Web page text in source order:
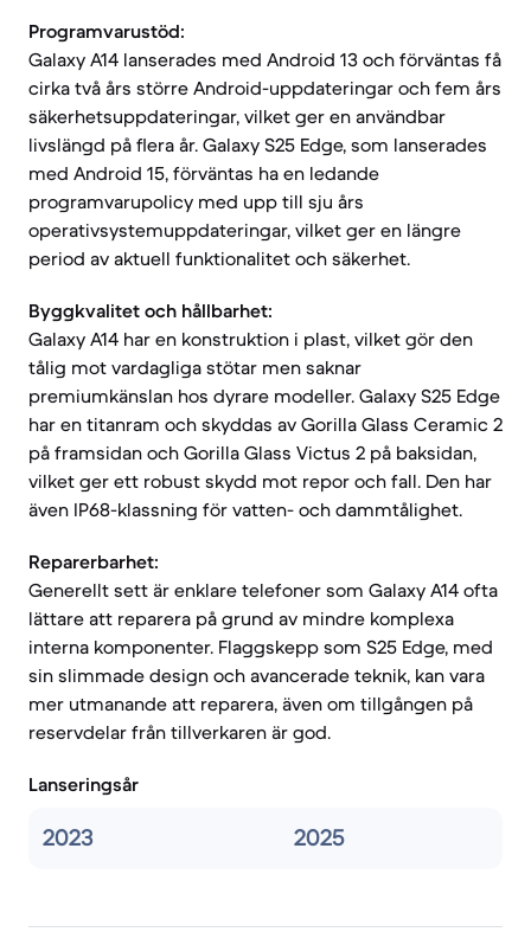
Programvarustöd:
Galaxy A14 lanserades med Android 13 och förväntas få
cirka två års större Android-uppdateringar och fem års
säkerhetsuppdateringar, vilket ger en användbar
livslängd på flera år. Galaxy S25 Edge, som lanserades
med Android 15, förväntas ha en ledande
programvarupolicy med upp till sju års
operativsystemuppdateringar, vilket ger en längre
period av aktuell funktionalitet och säkerhet.
Byggkvalitet och hållbarhet:
Galaxy A14 har en konstruktion i plast, vilket gör den
tålig mot vardagliga stötar men saknar
premiumkänslan hos dyrare modeller. Galaxy S25 Edge
har en titanram och skyddas av Gorilla Glass Ceramic 2
på framsidan och Gorilla Glass Victus 2 på baksidan,
vilket ger ett robust skydd mot repor och fall. Den har
även IP68-klassning för vatten- och dammtålighet.
Reparerbarhet:
Generellt sett är enklare telefoner som Galaxy A14 ofta
lättare att reparera på grund av mindre komplexa
interna komponenter. Flaggskepp som S25 Edge, med
sin slimmade design och avancerade teknik, kan vara
mer utmanande att reparera, även om tillgången på
reservdelar från tillverkaren är god.
Lanseringsår
2023 2025